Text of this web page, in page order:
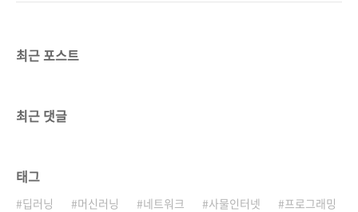
최근 포스트
최근 댓글
태그
딥러닝 머신러닝 네트워크 사물인터넷
프로그래밍